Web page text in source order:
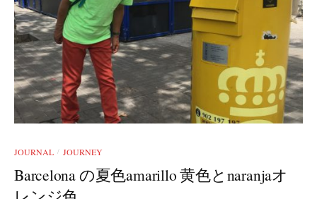
JOURNAL / JOURNEY
Barcelona の夏色amarillo 黄色とnaranjaオ